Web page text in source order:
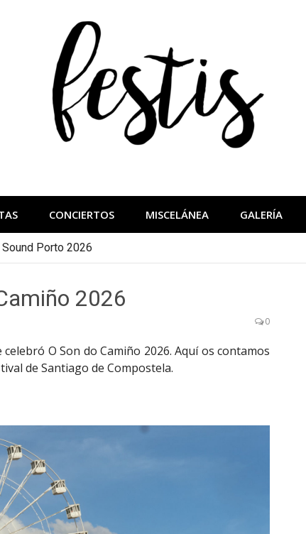
CONCIERTOS MISCELÁNEA GALERÍA
Porto 2026
2026
0
O Son do Camiño 2026. Aquí os contamos
de Santiago de Compostela.